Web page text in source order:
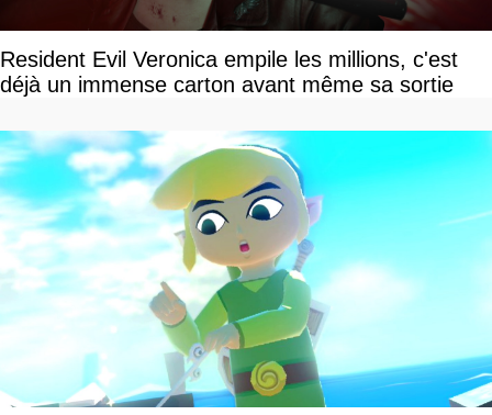
Resident Evil Veronica empile les millions, c'est
déjà un immense carton avant même sa sortie